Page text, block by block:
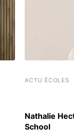
ACTU ÉCOLES
Nathalie
School